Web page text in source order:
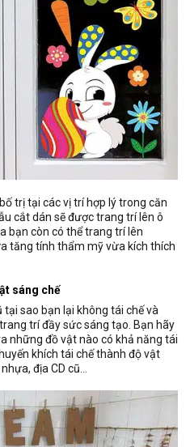
trị tại các vị trí hợp lý trong căn
cắt dán sẽ được trang trí lên ô
bạn còn có thể trang trí lên
tăng tính thẩm mỹ vừa kích thích
sáng chế
sao bạn lại không tái chế và
trí đầy sức sáng tạo. Bạn hãy
những đồ vật nào có khả năng tái
khích tái chế thành độ vật
địa CD cũ…